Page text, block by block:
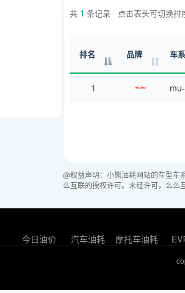
共 1 条记录 · 点击表头可切换排
排名 品牌 车系
1
@权益声明：小熊油耗网站的车型车
么互联的授权许可。未经许可，么么
今日油价 汽车油耗 摩托车油耗